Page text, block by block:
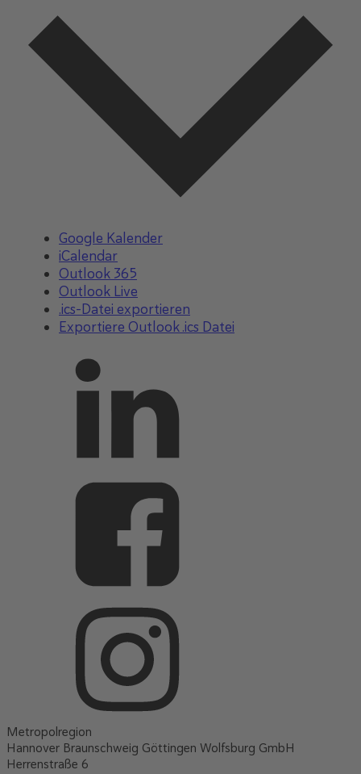
Google Kalender
iCalendar
Outlook 365
Outlook Live
.ics-Datei exportieren
Exportiere Outlook .ics Datei
Metropolregion
Hannover Braunschweig Göttingen Wolfsburg GmbH
Herrenstraße 6